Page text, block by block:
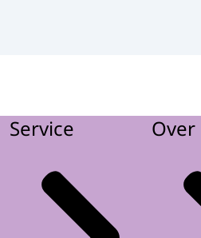
Service